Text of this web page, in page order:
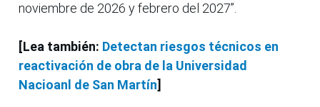
noviembre de 2026 y febrero del 2027”.
[Lea también: Detectan riesgos técnicos en
reactivación de obra de la Universidad
Nacioanl de San Martín]